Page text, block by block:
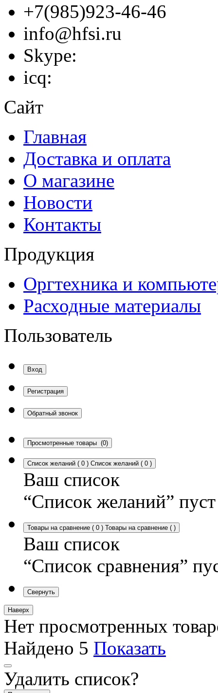
+7(985)923-46-46
info@hfsi.ru
Skype:
icq:
Сайт
Главная
Доставка и оплата
О магазине
Новости
Контакты
Продукция
Оргтехника и
Расходные материалы
Пользователь
Вход
Регистрация
Обратный звонок
Просмотренные товары (0)
Список желаний ( 0 ) Список желаний ( 0 )
Ваш список
“Список желаний” пуст
Товары на сравнение ( 0 ) Товары на сравнение ( )
Ваш список
“Список сравнения”
Свернуть
Наверх
Нет просмотренных
Найдено 5 Показать
Удалить список?